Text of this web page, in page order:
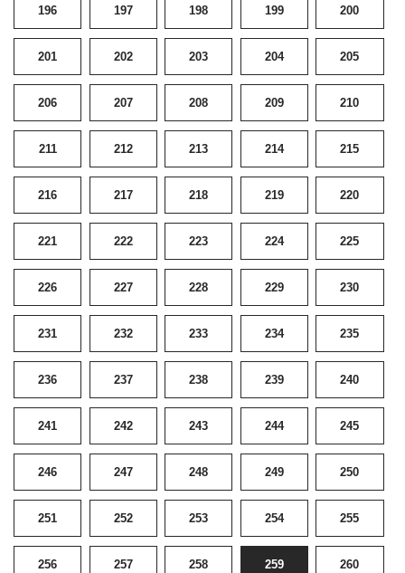
196 197 198 199 200
201 202 203 204 205
206 207 208 209 210
211 212 213 214 215
216 217 218 219 220
221 222 223 224 225
226 227 228 229 230
231 232 233 234 235
236 237 238 239 240
241 242 243 244 245
246 247 248 249 250
251 252 253 254 255
256 257 258 259 260